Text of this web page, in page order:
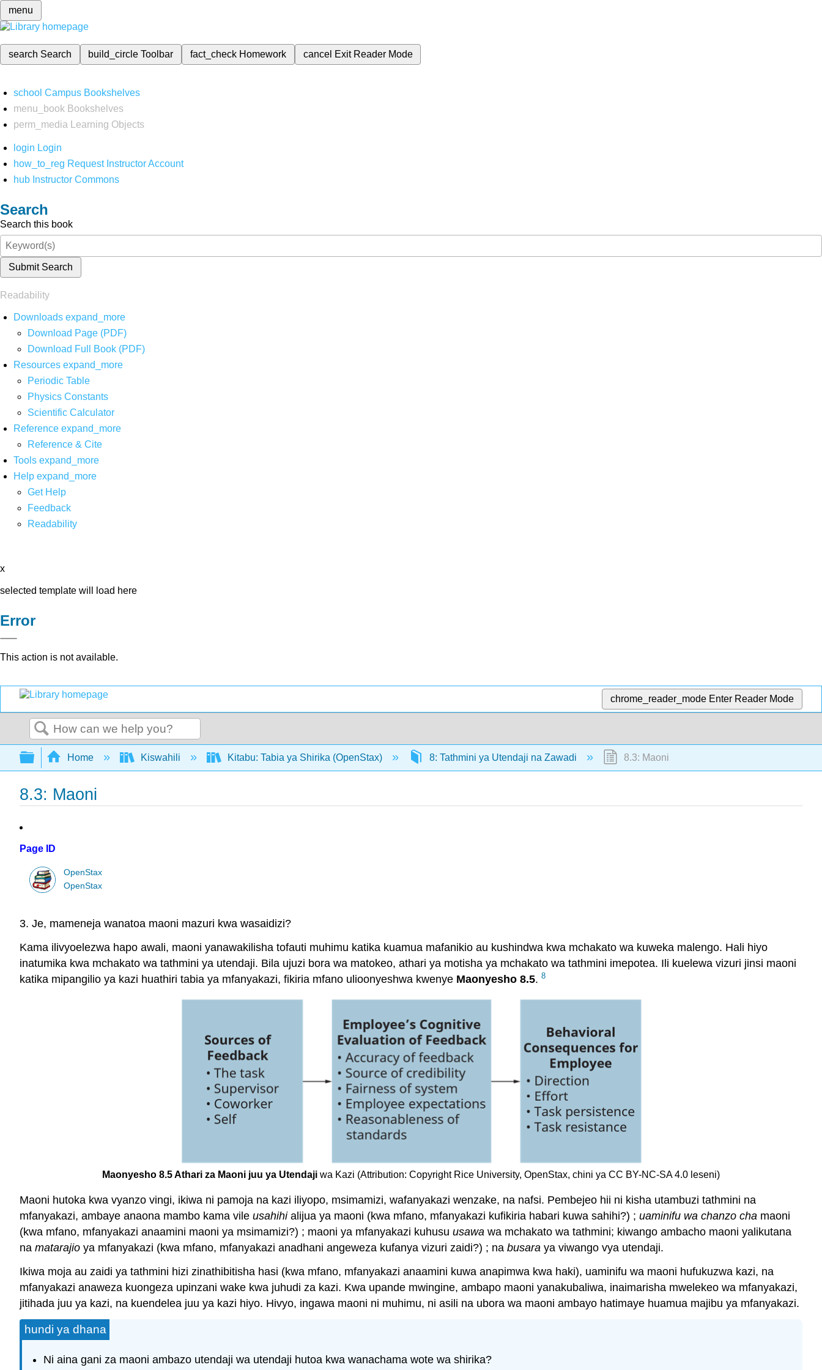
menu
search Search build_circleToolbar fact_check Homework cancel Exit Reader Mode
school Campus Bookshelves
menu_book Bookshelves
perm_media
Learning Objects
login Login
how_to_reg Request Instructor Account
hub Instructor Commons
Search
Search this book
Submit Search
Readability
Downloads expand_more
Download Page (PDF)
Download Full Book (PDF)
Resources expand_more
Periodic Table
Physics Constants
Scientific Calculator
Reference expand_more
Reference & Cite
Tools expand_more
Help expand_more
Get Help
Feedback
Readability
x
selected template will load here
Error
This action is not available.
chrome_reader_mode Enter Reader Mode
Search
Expand/collapse global hierarchy
Home Kiswahili Kitabu: Tabia ya Shirika (OpenStax) 8: Tathmini ya Utendaji na Zawadi 8.3: Maoni
8.3: Maoni
Page ID
OpenStax
OpenStax
3. Je, mameneja wanatoa maoni mazuri kwa wasaidizi?
Kama ilivyoelezwa hapo awali, maoni yanawakilisha tofauti muhimu katika kuamua mafanikio au kushindwa kwa mchakato wa kuweka malengo. Hali hiyo
inatumika kwa mchakato wa tathmini ya utendaji. Bila ujuzi bora wa matokeo, athari ya motisha ya mchakato wa tathmini imepotea. Ili kuelewa vizuri jinsi maoni
katika mipangilio ya kazi huathiri tabia ya mfanyakazi, fikiria mfano ulioonyeshwa kwenye Maonyesho 8.5. 8
Maonyesho 8.5 Athari za Maoni juu ya Utendaji wa Kazi (Attribution: Copyright Rice University, OpenStax, chini ya CC BY-NC-SA 4.0 leseni)
Maoni hutoka kwa vyanzo vingi, ikiwa ni pamoja na kazi iliyopo, msimamizi, wafanyakazi wenzake, na nafsi. Pembejeo hii ni kisha utambuzi tathmini na
mfanyakazi, ambaye anaona mambo kama vile usahihialijua ya maoni (kwa mfano, mfanyakazi kufikiria habari kuwa sahihi?) ; uaminifu wa chanzo cha maoni
(kwa mfano, mfanyakazi anaamini maoni ya msimamizi?) ; maoni ya mfanyakazi kuhusu usawa wa mchakato wa tathmini; kiwango ambacho maoni yalikutana
na matarajio ya mfanyakazi (kwa mfano, mfanyakazi anadhani angeweza kufanya vizuri zaidi?) ; na busara ya viwango vya utendaji.
Ikiwa moja au zaidi ya tathmini hizi zinathibitisha hasi (kwa mfano, mfanyakazi anaamini kuwa anapimwa kwa haki), uaminifu wa maoni hufukuzwa kazi, na
mfanyakazi anaweza kuongeza upinzani wake kwa juhudi za kazi. Kwa upande mwingine, ambapo maoni yanakubaliwa, inaimarisha mwelekeo wa mfanyakazi,
jitihada juu ya kazi, na kuendelea juu ya kazi hiyo. Hivyo, ingawa maoni ni muhimu, ni asili na ubora wa maoni ambayo hatimaye huamua majibu ya mfanyakazi.
hundi ya dhana
Ni aina gani za maoni ambazo utendaji wa utendaji hutoa kwa wanachama wote wa shirika?